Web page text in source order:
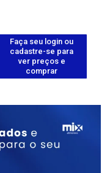
Faça seu login ou
cadastre-se para
ver preços e
comprar